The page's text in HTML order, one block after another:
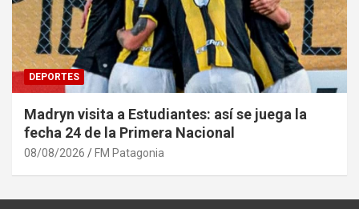
DEPORTES
Madryn visita a Estudiantes: así se juega la
fecha 24 de la Primera Nacional
08/08/2026 FM Patagonia